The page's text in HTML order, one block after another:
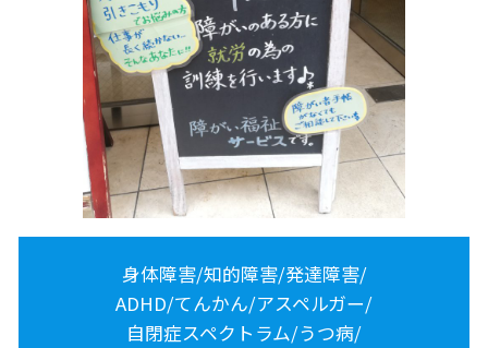
身体障害/知的障害/発達障害/
ADHD/てんかん/アスペルガー/
自閉症スペクトラム/うつ病/